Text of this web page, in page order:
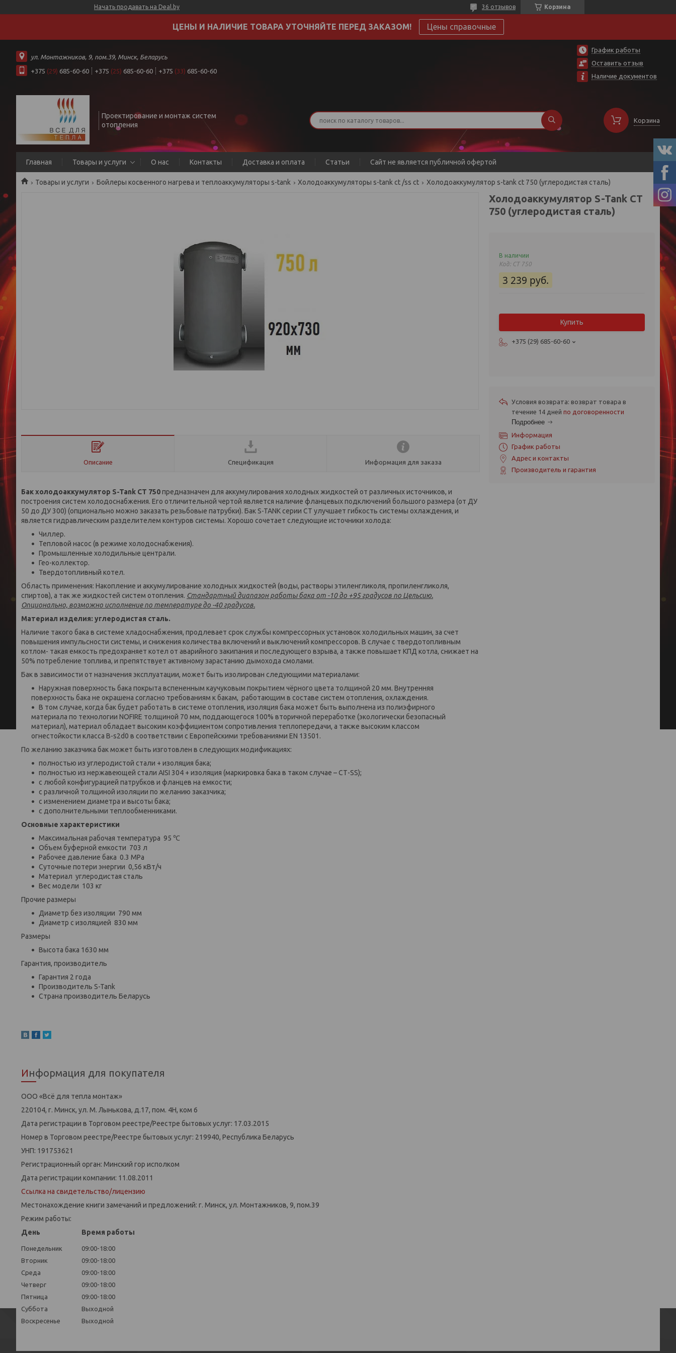
Начать продавать на Deal.by Корзина
36 отзывов
ЦЕНЫ И НАЛИЧИЕ ТОВАРА УТОЧНЯЙТЕ ПЕРЕД ЗАКАЗОМ! Цены справочные
ул. Монтажников, 9, пом.39, Минск, Беларусь
+375 (29) 685-60-60 +375 (25) 685-60-60 +375 (33) 685-60-60
График работы
Оставить отзыв
Наличие документов
Проектирование и монтаж систем
отопления
Корзина
Главная Товары и услуги О нас Контакты Доставка и оплата Статьи Сайт не является публичной офертой
Товары и услуги Бойлеры косвенного нагрева и теплоаккумуляторы s-tank Холодоаккумуляторы s-tank ct /ss ct Холодоаккумулятор s-tank ct 750 (углеродистая сталь)
Описание Спецификация Информация для заказа
Бак холодоаккумулятор S-Tank CT 750предназначен для аккумулирования холодных жидкостей от различных источников, и
построения систем холодоснабжения. Его отличительной чертой является наличие фланцевых подключений большого размера (от ДУ
50 до ДУ 300) (опционально можно заказать резьбовые патрубки). Бак S-TANK серии СT улучшает гибкость системы охлаждения, и
является гидравлическим разделителем контуров системы. Хорошо сочетает следующие источники холода:
Чиллер.
Тепловой насос (в режиме холодоснабжения).
Промышленные холодильные централи.
Гео-коллектор.
Твердотопливный котел.
Область применения: Накопление и аккумулирование холодных жидкостей (воды, растворы этиленгликоля, пропиленгликоля,
спиртов), а так же жидкостей систем отопления. Стандартный диапазон работы бака от -10 до +95 градусов по Цельсию.
Опционально, возможно исполнение по температуре до -40 градусов.
Материал изделия: углеродистая сталь.
Наличие такого бака в системе хладоснабжения, продлевает срок службы компрессорных установок холодильных машин, за счет
повышения импульсности системы, и снижения количества включений и выключений компрессоров. В случае с твердотопливным
котлом- такая емкость предохраняет котел от аварийного закипания и последующего взрыва, а также повышает КПД котла, снижает на
50% потребление топлива, и препятствует активному зарастанию дымохода смолами.
Бак в зависимости от назначения эксплуатации, может быть изолирован следующими материалами:
Наружная поверхность бака покрыта вспененным каучуковым покрытием чёрного цвета толщиной 20 мм. Внутренняя
поверхность бака не окрашена согласно требованиям к бакам, работающим в составе систем отопления, охлаждения.
В том случае, когда бак будет работать в системе отопления, изоляция бака может быть выполнена из полиэфирного
материала по технологии NOFIRE толщиной 70 мм, поддающегося 100% вторичной переработке (экологически безопасный
материал), материал обладает высоким коэффициентом сопротивления теплопередачи, а также высоким классом
огнестойкости класса B-s2d0 в соответствии с Европейскими требованиями EN 13501.
По желанию заказчика бак может быть изготовлен в следующих модификациях:
полностью из углеродистой стали + изоляция бака;
полностью из нержавеющей стали AISI 304 + изоляция (маркировка бака в таком случае – СТ-SS);
с любой конфигурацией патрубков и фланцев на емкости;
с различной толщиной изоляции по желанию заказчика;
с изменением диаметра и высоты бака;
с дополнительными теплообменниками.
Основные характеристики
Максимальная рабочая температура 95 ℃
Объем буферной емкости 703 л
Рабочее давление бака 0.3 МРа
Суточные потери энергии 0,56 кВт/ч
Материал углеродистая сталь
Вес модели 103 кг
Прочие размеры
Диаметр без изоляции 790 мм
Диаметр с изоляцией 830 мм
Размеры
Высота бака 1630 мм
Гарантия, производитель
Гарантия 2 года
Производитель S-Tank
Страна производитель Беларусь
Информация для покупателя
ООО «Всё для тепла монтаж»
220104, г. Минск, ул. М. Лынькова, д.17, пом. 4Н, ком 6
Дата регистрации в Торговом реестре/Реестре бытовых услуг: 17.03.2015
Номер в Торговом реестре/Реестре бытовых услуг: 219940, Республика Беларусь
УНП: 191753621
Регистрационный орган: Минский гор исполком
Дата регистрации компании: 11.08.2011
Ссылка на свидетельство/лицензию
Местонахождение книги замечаний и предложений: г. Минск, ул. Монтажников, 9, пом.39
Режим работы:
День
Время работы
Понедельник
09:00-18:00
Вторник
09:00-18:00
Среда
09:00-18:00
Четверг
09:00-18:00
Пятница
09:00-18:00
Суббота
Выходной
Воскресенье
Выходной
Холодоаккумулятор S-Tank CT
750 (углеродистая сталь)
В наличии
Код: CT 750
3 239 руб.
Купить
+375 (29) 685-60-60
возврат товара в
течение 14 дней по договоренности
Подробнее
Информация
График работы
Адрес и контакты
Производитель и гарантия